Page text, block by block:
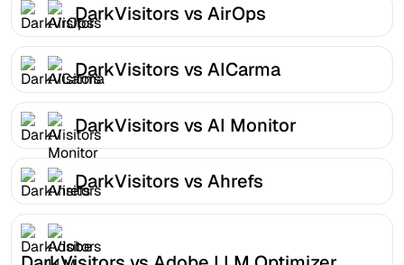
DarkVisitors vs AirOps
DarkVisitors vs AICarma
DarkVisitors vs AI Monitor
DarkVisitors vs Ahrefs